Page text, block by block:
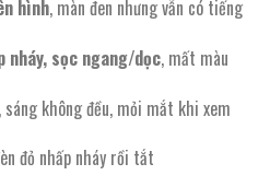
hình, màn đen nhưng vẫn có tiếng
nháy, sọc ngang/dọc, mất màu
, sáng không đều, mỏi mắt khi xem
đỏ nhấp nháy rồi tắt